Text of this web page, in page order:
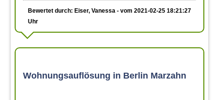
Bewertet durch: Eiser, Vanessa - vom 2021-02-25 18:21:27
Uhr
Wohnungsauflösung in Berlin Marzahn